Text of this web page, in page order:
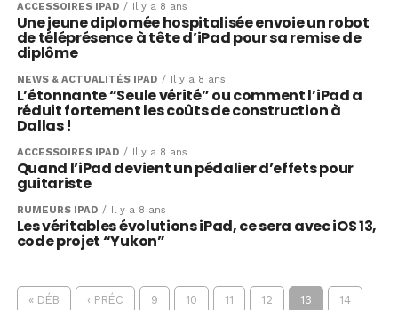
ACCESSOIRES IPAD Il y a 8 ans
Une jeune diplomée hospitalisée envoie un robot
de téléprésence à tête d’iPad pour sa remise de
diplôme
NEWS & ACTUALITÉS IPAD Il y a 8 ans
L’étonnante “Seule vérité” ou comment l’iPad a
réduit fortement les coûts de construction à
Dallas !
ACCESSOIRES IPAD Il y a 8 ans
Quand l’iPad devient un pédalier d’effets pour
guitariste
RUMEURS IPAD Il y a 8 ans
Les véritables évolutions iPad, ce sera avec iOS 13,
code projet “Yukon”
« DÉB ‹ PRÉC 9 10 11 12 13 14